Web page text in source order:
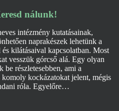
nálunk!
intézmény kutatásainak,
naprakészek lehetünk a
kilátásaival kapcsolatban. Most
vesszük górcső alá. Egy olyan
részletesebben, ami a
komoly kockázatokat jelent, mégis
róla. Egyelőre…